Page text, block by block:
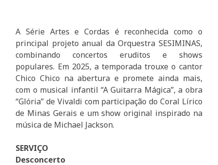
A Série Artes e Cordas é reconhecida como o
principal projeto anual da Orquestra SESIMINAS,
combinando concertos eruditos e shows
populares. Em 2025, a temporada trouxe o cantor
Chico Chico na abertura e promete ainda mais,
com o musical infantil “A Guitarra Mágica”, a obra
“Glória” de Vivaldi com participação do Coral Lírico
de Minas Gerais e um show original inspirado na
música de Michael Jackson.
SERVIÇO
Desconcerto